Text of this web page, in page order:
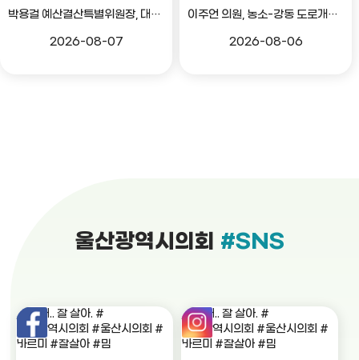
박용걸 예산결산특별위원장, 대공원로 확장공사 현안점검 간담회
2026-08-07
이주언 의원, 농소-강동 도로개설 민원 현장 점검
2026-08-06
울산광역시의회 #SNS